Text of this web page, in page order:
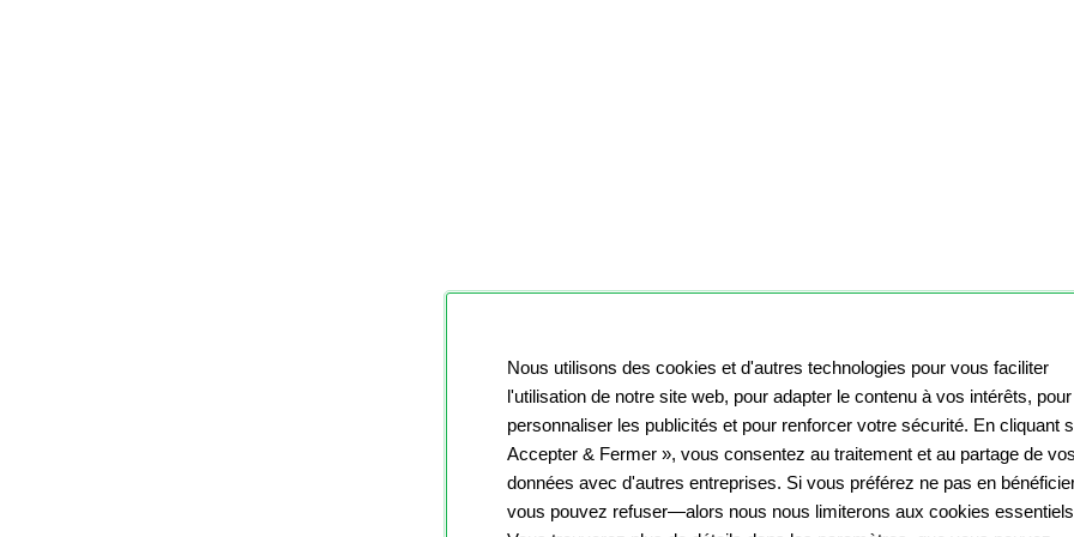
Nous utilisons des cookies et d'autres technologies pour vous faciliter
l'utilisation de notre site web, pour adapter le contenu à vos intérêts, pour
personnaliser les publicités et pour renforcer votre sécurité. En cliquant
Accepter & Fermer », vous consentez au traitement et au partage de vos
données avec d'autres entreprises. Si vous préférez ne pas en
vous pouvez refuser—alors nous nous limiterons aux cookies